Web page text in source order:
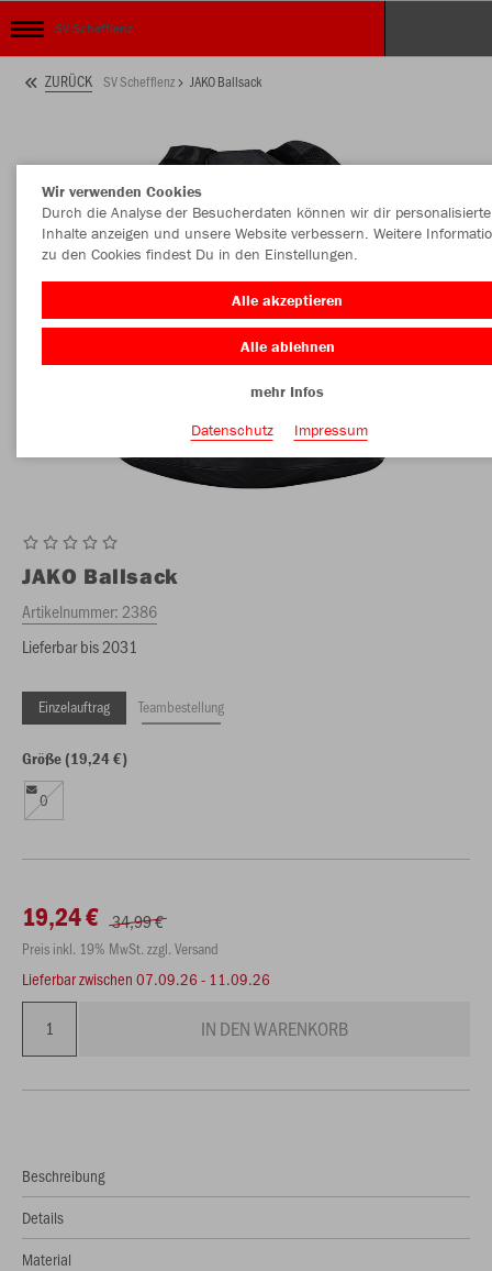
SV Schefflenz
ZURÜCK SV Schefflenz JAKO Ballsack
JAKO Ballsack
Artikelnummer: 2386
Lieferbar bis 2031
Einzelauftrag Teambestellung
Größe (19,24 €)
0
19,24 € 34,99 €
Preis inkl. 19% MwSt. zzgl. Versand
Lieferbar zwischen 07.09.26 - 11.09.26
IN DEN WARENKORB
Beschreibung
Details
Material
Wir verwenden Cookies
Durch die Analyse der Besucherdaten können wir dir personalisierte
Inhalte anzeigen und unsere Website verbessern. Weitere
zu den Cookies findest Du in den Einstellungen.
Alle akzeptieren
Alle ablehnen
mehr Infos
Datenschutz
Impressum